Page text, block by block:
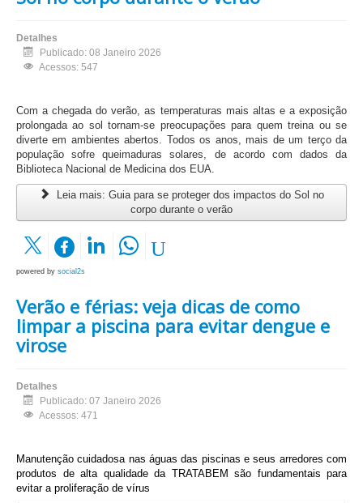
Detalhes
Publicado: 08 Janeiro 2026
Acessos: 547
Com a chegada do verão, as temperaturas mais altas e a exposição
prolongada ao sol tornam-se preocupações para quem treina ou se
diverte em ambientes abertos. Todos os anos, mais de um terço da
população sofre queimaduras solares, de acordo com dados da
Biblioteca Nacional de Medicina dos EUA.
Leia mais: Guia para se proteger dos impactos do Sol no
corpo durante o verão
powered by social2s
Verão e férias: veja dicas de como
limpar a piscina para evitar dengue e
virose
Detalhes
Publicado: 07 Janeiro 2026
Acessos: 471
Manutenção cuidadosa nas águas das piscinas e seus arredores com
produtos de alta qualidade da TRATABEM são fundamentais para
evitar a proliferação de vírus